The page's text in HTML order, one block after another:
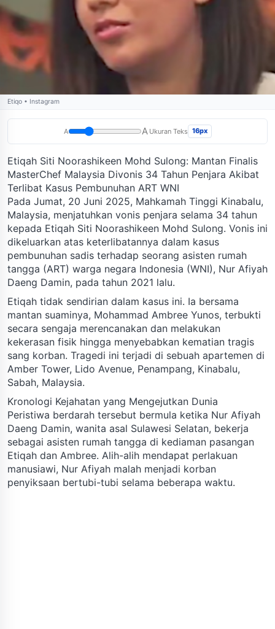
Etiqo • Instagram
A A Ukuran Teks 16px
Etiqah Siti Noorashikeen Mohd Sulong: Mantan Finalis
MasterChef Malaysia Divonis 34 Tahun Penjara Akibat
Terlibat Kasus Pembunuhan ART WNI
Pada Jumat, 20 Juni 2025, Mahkamah Tinggi Kinabalu,
Malaysia, menjatuhkan vonis penjara selama 34 tahun
kepada Etiqah Siti Noorashikeen Mohd Sulong. Vonis ini
dikeluarkan atas keterlibatannya dalam kasus
pembunuhan sadis terhadap seorang asisten rumah
tangga (ART) warga negara Indonesia (WNI), Nur Afiyah
Daeng Damin, pada tahun 2021 lalu.
Etiqah tidak sendirian dalam kasus ini. Ia bersama
mantan suaminya, Mohammad Ambree Yunos, terbukti
secara sengaja merencanakan dan melakukan
kekerasan fisik hingga menyebabkan kematian tragis
sang korban. Tragedi ini terjadi di sebuah apartemen di
Amber Tower, Lido Avenue, Penampang, Kinabalu,
Sabah, Malaysia.
Kronologi Kejahatan yang Mengejutkan Dunia
Peristiwa berdarah tersebut bermula ketika Nur Afiyah
Daeng Damin, wanita asal Sulawesi Selatan, bekerja
sebagai asisten rumah tangga di kediaman pasangan
Etiqah dan Ambree. Alih-alih mendapat perlakuan
manusiawi, Nur Afiyah malah menjadi korban
penyiksaan bertubi-tubi selama beberapa waktu.